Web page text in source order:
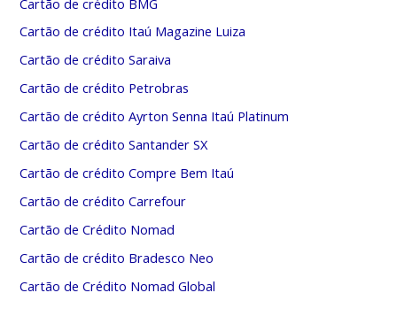
Cartão de crédito Itaú Magazine Luiza
Cartão de crédito Saraiva
Cartão de crédito Petrobras
Cartão de crédito Ayrton Senna Itaú Platinum
Cartão de crédito Santander SX
Cartão de crédito Compre Bem Itaú
Cartão de crédito Carrefour
Cartão de Crédito Nomad
Cartão de crédito Bradesco Neo
Cartão de Crédito Nomad Global